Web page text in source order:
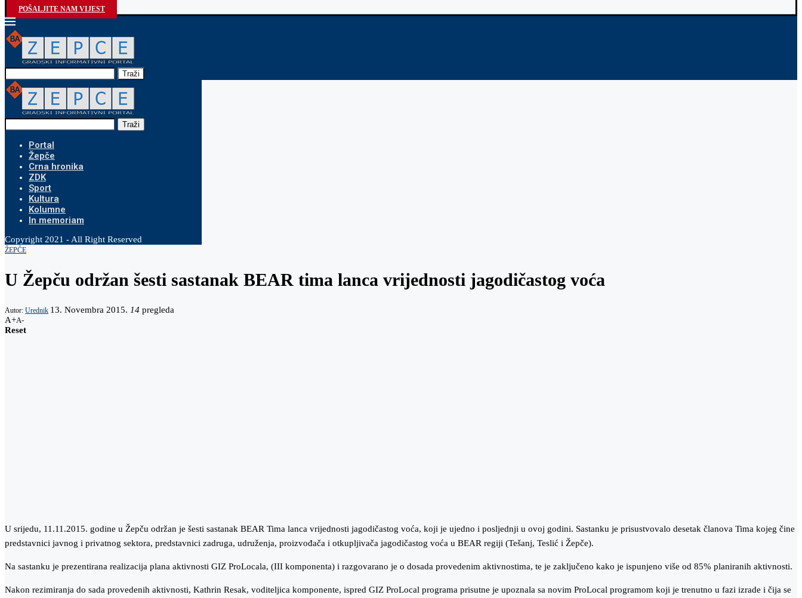
POŠALJITE NAM VIJEST
Traži
Traži
Portal
Žepče
Crna hronika
ZDK
Sport
Kultura
Kolumne
In memoriam
Copyright 2021 - All Right Reserved
ŽEPČE
U Žepču održan šesti sastanak BEAR tima lanca vrijednosti jagodičastog voća
Autor: Urednik 13. Novembra 2015. 14 pregleda
A+A-
Reset
U srijedu, 11.11.2015. godine u Žepču održan je šesti sastanak BEAR Tima lanca vrijednosti jagodičastog voća, koji je ujedno i posljednji u ovoj godini. Sastanku je prisustvovalo desetak članova Tima kojeg čine
predstavnici javnog i privatnog sektora, predstavnici zadruga, udruženja, proizvođača i otkupljivača jagodičastog voća u BEAR regiji (Tešanj, Teslić i Žepče).
Na sastanku je prezentirana realizacija plana aktivnosti GIZ ProLocala, (III komponenta) i razgovarano je o dosada provedenim aktivnostima, te je zaključeno kako je ispunjeno više od 85% planiranih aktivnosti.
Nakon rezimiranja do sada provedenih aktivnosti, Kathrin Resak, voditeljica komponente, ispred GIZ ProLocal programa prisutne je upoznala sa novim ProLocal programom koji je trenutno u fazi izrade i čija se